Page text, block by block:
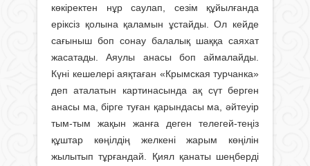
көкіректен нұр саулап, сезім құйылғанда
еріксіз қолына қаламын ұстайды. Ол кейде
сағыныш боп сонау балалық шаққа саяхат
жасатады. Аяулы анасы боп аймалайды.
Күні кешелері аяқтаған «Крымская турчанка»
деп аталатын картинасында ақ сүт берген
анасы ма, бірге туған қарындасы ма, әйтеуір
тым-тым жақын жанға деген телегей-теңіз
құштар көңілдің желкені жарым көңілін
жылытып тұрғандай. Қиял қанаты шеңберді